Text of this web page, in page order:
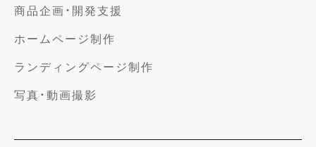
商品企画・開発支援
ホームページ制作
ランディングページ制作
写真・動画撮影